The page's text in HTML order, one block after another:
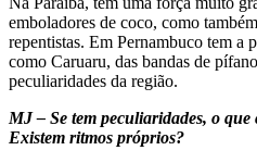
emboladores de coco, como
repentistas. Em Pernambuco tem a
como Caruaru, das bandas de
peculiaridades da região.
MJ – Se tem peculiaridades, o
Existem ritmos próprios?